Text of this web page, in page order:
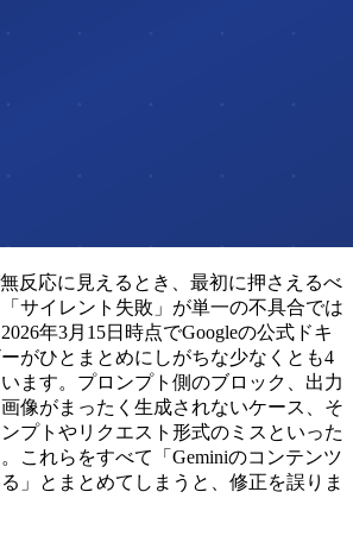
反応に見えるとき、最初に押さえるべ
サイレント失敗」が単一の不具合では
年3月15日時点でGoogleの公式ドキ
がひとまとめにしがちな少なくとも4
ます。プロンプト側のブロック、出力
像がまったく生成されないケース、そ
プトやリクエスト形式のミスといった
これらをすべて「Geminiのコンテンツ
」とまとめてしまうと、修正を誤りま